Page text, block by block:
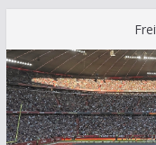
Inhalt
springen